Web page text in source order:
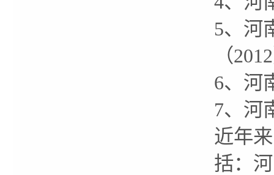
5、河
（
6、河
7、河
近年
括：